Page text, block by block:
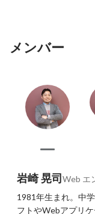
メンバー
岩崎 晃司Web エ
1981年生まれ。中
フトやWebアプリ